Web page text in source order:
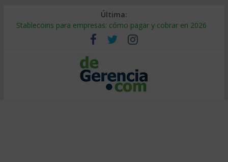
Última:
Stablecoins para empresas: cómo pagar y cobrar en 2026
Despido silencioso: qué es y por qué sale tan caro
IA en selección de personal: cómo auditarla a tiempo
Trabajo forzoso en la cadena de suministro: qué hacer
Mercado hispano de EE. UU.: cómo segmentarlo y venderle